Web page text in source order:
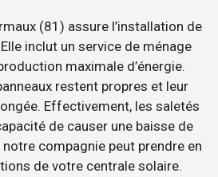
(81) assure l’installation de
inclut un service de ménage
maximale d’énergie.
restent propres et leur
Effectivement, les saletés
de causer une baisse de
compagnie peut prendre en
de votre centrale solaire.